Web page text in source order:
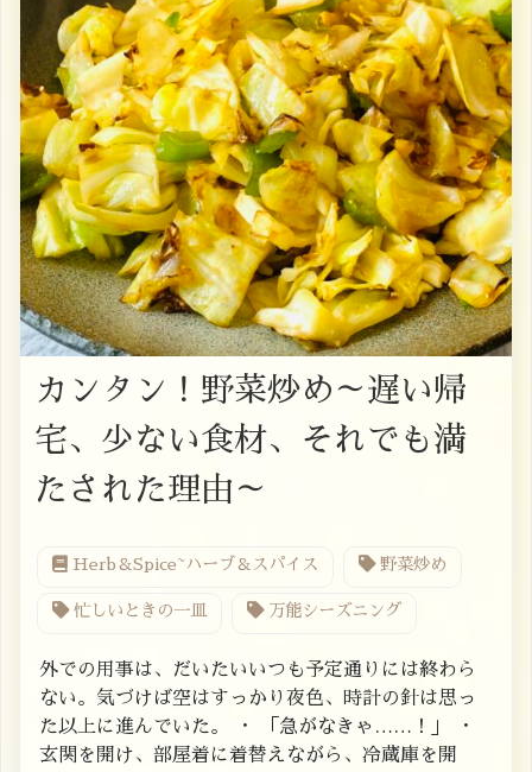
カンタン！野菜炒め～遅い帰
宅、少ない食材、それでも満
たされた理由～
Herb＆Spice~ハーブ＆スパイス 野菜炒め
忙しいときの一皿 万能シーズニング
外での用事は、だいたいいつも予定通りには終わら
ない。気づけば空はすっかり夜色、時計の針は思っ
た以上に進んでいた。 ・ 「急がなきゃ……！」 ・
玄関を開け、部屋着に着替えながら、冷蔵庫を開